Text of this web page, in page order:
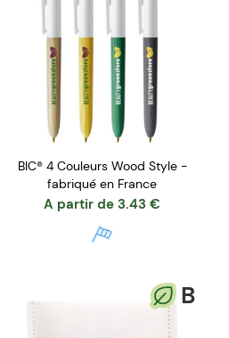
BIC® 4 Couleurs Wood Style -
fabriqué en France
A partir de 3.43 €
B